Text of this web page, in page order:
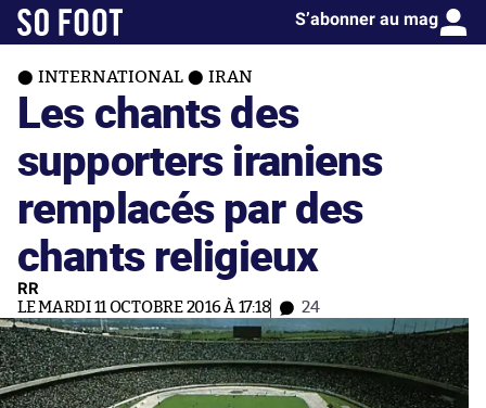
S’abonner au mag
INTERNATIONAL IRAN
Les chants des
supporters iraniens
remplacés par des
chants religieux
RR
LE MARDI 11 OCTOBRE 2016 À 17:18 24